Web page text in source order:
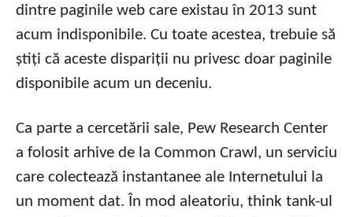
dintre paginile web care existau în 2013 sunt
acum indisponibile. Cu toate acestea, trebuie să
știți că aceste dispariții nu privesc doar paginile
disponibile acum un deceniu.
Ca parte a cercetării sale, Pew Research Center
a folosit arhive de la Common Crawl, un serviciu
care colectează instantanee ale Internetului la
un moment dat. În mod aleatoriu, think tank-ul